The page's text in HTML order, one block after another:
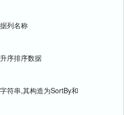
列名称
序排序数据
串,其构造为SortBy和